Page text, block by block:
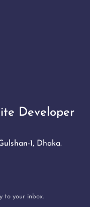
1, Dhaka.
to your inbox.
Hair
-
Hair